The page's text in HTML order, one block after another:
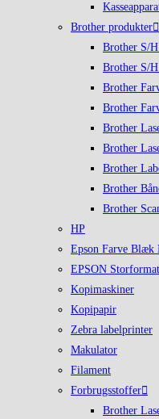
Brother produkter
Brother S/
Brother S/
Brother
Brother
Brother
Brother
Brother
Brother
Brother
HP
Epson Farve
EPSON
Kopimaskiner
Kopipapir
Zebra labelprinter
Makulator
Filament
Forbrugsstoffer
Brother